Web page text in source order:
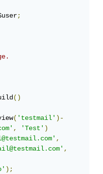
;
()
view('testmail')-
, 'Test')
,
,
);